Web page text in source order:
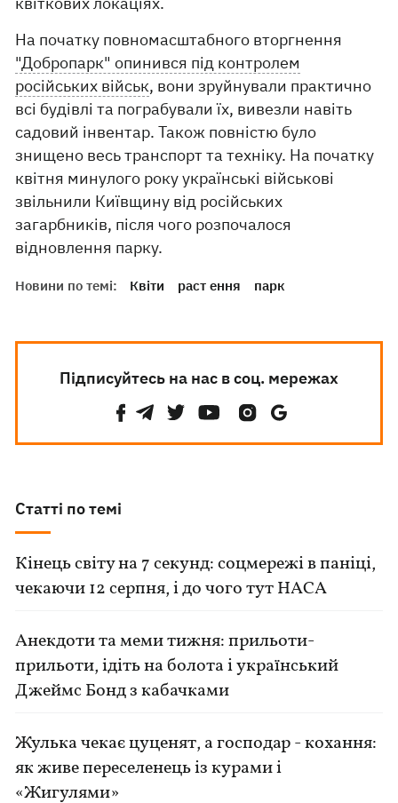
На початку повномасштабного вторгнення
"Добропарк" опинився під контролем
російських військ, вони зруйнували практично
всі будівлі та пограбували їх, вивезли навіть
садовий інвентар. Також повністю було
знищено весь транспорт та техніку. На початку
квітня минулого року українські військові
звільнили Київщину від російських
загарбників, після чого розпочалося
відновлення парку.
Новини по темі: Квіти раст ення парк
Підписуйтесь на нас в соц. мережах
Статті по темі
Кінець світу на 7 секунд: соцмережі в паніці,
чекаючи 12 серпня, і до чого тут НАСА
Анекдоти та меми тижня: прильоти-
прильоти, ідіть на болота і український
Джеймс Бонд з кабачками
Жулька чекає цуценят, а господар - кохання:
як живе переселенець із курами і
«Жигулями»